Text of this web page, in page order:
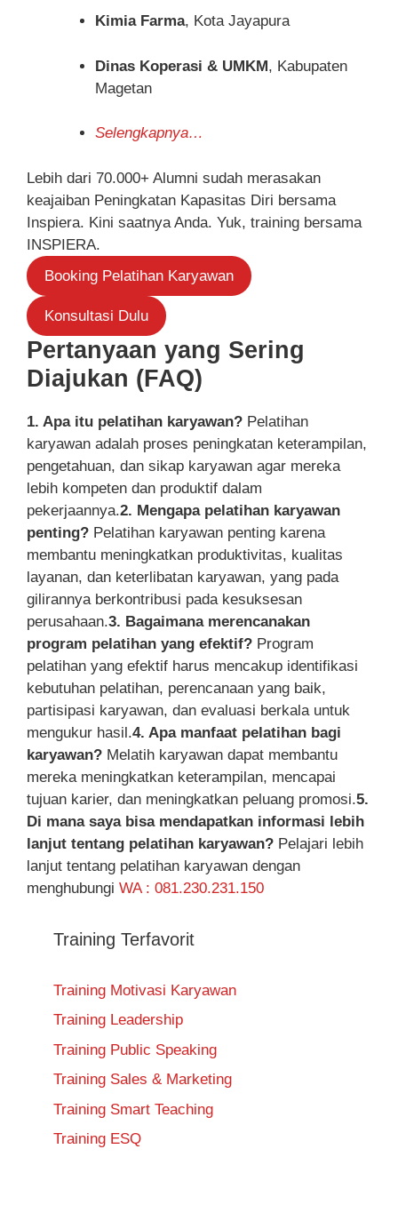
Kimia Farma, Kota Jayapura
Dinas Koperasi & UMKM, Kabupaten
Magetan
Selengkapnya…
Lebih dari 70.000+ Alumni sudah merasakan
keajaiban Peningkatan Kapasitas Diri bersama
Inspiera. Kini saatnya Anda. Yuk, training bersama
INSPIERA.
Booking Pelatihan Karyawan
Konsultasi Dulu
Pertanyaan yang Sering
Diajukan (FAQ)
1. Apa itu pelatihan karyawan? Pelatihan
karyawan adalah proses peningkatan keterampilan,
pengetahuan, dan sikap karyawan agar mereka
lebih kompeten dan produktif dalam
pekerjaannya.2. Mengapa pelatihan karyawan
penting? Pelatihan karyawan penting karena
membantu meningkatkan produktivitas, kualitas
layanan, dan keterlibatan karyawan, yang pada
gilirannya berkontribusi pada kesuksesan
perusahaan.3. Bagaimana merencanakan
program pelatihan yang efektif? Program
pelatihan yang efektif harus mencakup identifikasi
kebutuhan pelatihan, perencanaan yang baik,
partisipasi karyawan, dan evaluasi berkala untuk
mengukur hasil.4. Apa manfaat pelatihan bagi
karyawan? Melatih karyawan dapat membantu
mereka meningkatkan keterampilan, mencapai
tujuan karier, dan meningkatkan peluang promosi.5.
Di mana saya bisa mendapatkan informasi lebih
lanjut tentang pelatihan karyawan? Pelajari lebih
lanjut tentang pelatihan karyawan dengan
menghubungi WA : 081.230.231.150
Training Terfavorit
Training Motivasi Karyawan
Training Leadership
Training Public Speaking
Training Sales & Marketing
Training Smart Teaching
Training ESQ